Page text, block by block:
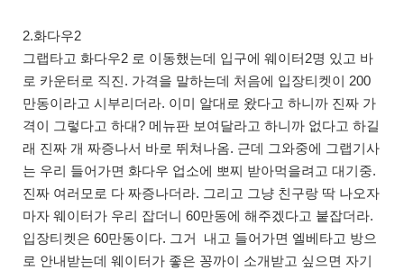
2.화다우2
그랩타고 화다우2 로 이동했는데 입구에 웨이터2명 있고 바
로 카운터로 직진. 가격을 말하는데 처음에 입장티켓이 200
만동이라고 시부리더라. 이미 알대로 왔다고 하니까 진짜 가
격이 그렇다고 하대? 메뉴판 보여달라고 하니까 없다고 하길
래 진짜 개 짜증나서 바로 뛰쳐나옴. 근데 그와중에 그랩기사
는 우리 들어가면 화다우 업소에 뽀찌 받아먹을려고 대기중.
진짜 여러모로 다 짜증나더라. 그리고 그냥 친구랑 딱 나오자
마자 웨이터가 우리 잡더니 60만동에 해주겠다고 붙잡더라.
입장티켓은 60만동이다. 그거 내고 들어가면 엘베타고 방으
로 안내받는데 웨이터가 좋은 꽁까이 소개받고 싶으면 자기